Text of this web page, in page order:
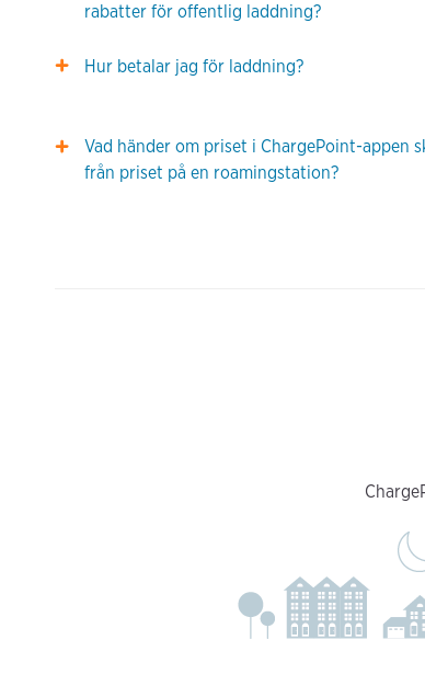
rabatter för offentlig laddning?
Hur betalar jag för laddning?
Vad händer om priset i ChargePoint-appen
från priset på en roamingstation?